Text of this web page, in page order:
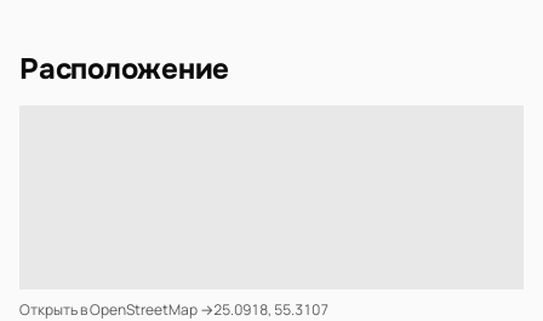
Расположение
Открыть в OpenStreetMap →25.0918, 55.3107